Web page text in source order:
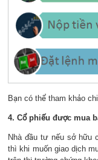
Bạn có thể tham khảo
4. Cổ phiếu được mua
Nhà đầu tư nếu sở hữu
thì khi muốn giao dịch